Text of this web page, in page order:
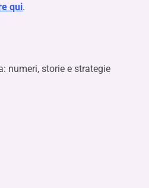
qui.
numeri, storie e strategie